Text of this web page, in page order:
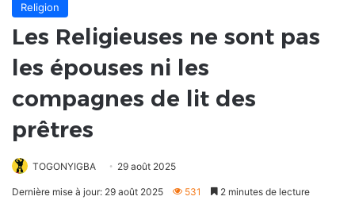
Religion
Les Religieuses ne sont pas
les épouses ni les
compagnes de lit des
prêtres
TOGONYIGBA 29 août 2025
Dernière mise à jour: 29 août 2025 531 2 minutes de lecture